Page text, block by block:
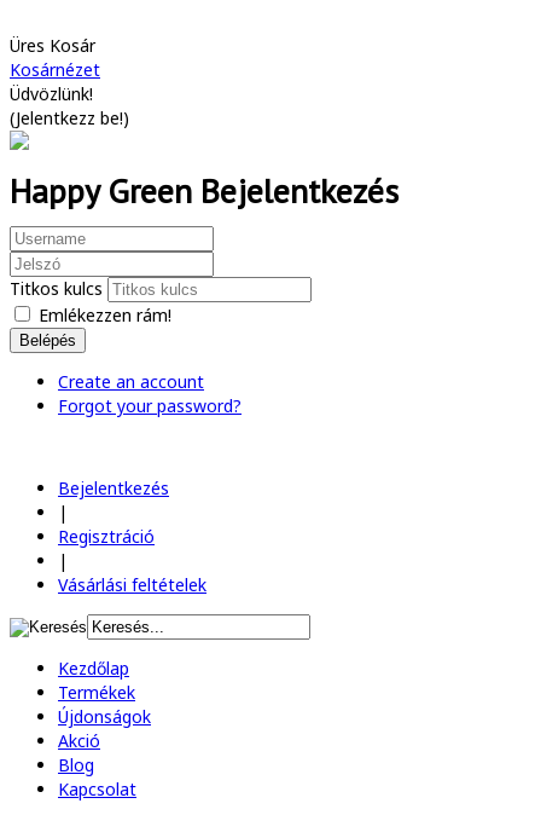
Üres Kosár
Kosárnézet
Üdvözlünk!
(Jelentkezz be!)
Happy Green Bejelentkezés
Titkos kulcs
Emlékezzen rám!
Belépés
Create an account
Forgot your password?
Bejelentkezés
|
Regisztráció
|
Vásárlási feltételek
Kezdőlap
Termékek
Újdonságok
Akció
Blog
Kapcsolat